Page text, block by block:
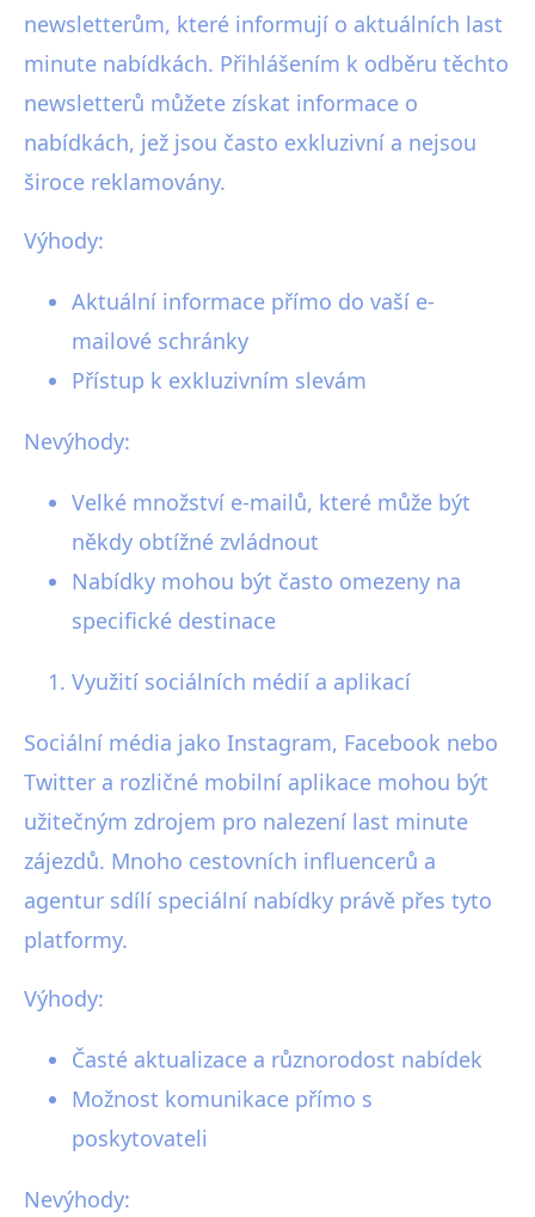
newsletterům, které informují o aktuálních last
minute nabídkách. Přihlášením k odběru těchto
newsletterů můžete získat informace o
nabídkách, jež jsou často exkluzivní a nejsou
široce reklamovány.
Výhody:
Aktuální informace přímo do vaší e-
mailové schránky
Přístup k exkluzivním slevám
Nevýhody:
Velké množství e-mailů, které může být
někdy obtížné zvládnout
Nabídky mohou být často omezeny na
specifické destinace
Využití sociálních médií a aplikací
Sociální média jako Instagram, Facebook nebo
Twitter a rozličné mobilní aplikace mohou být
užitečným zdrojem pro nalezení last minute
zájezdů. Mnoho cestovních influencerů a
agentur sdílí speciální nabídky právě přes tyto
platformy.
Výhody:
Časté aktualizace a různorodost nabídek
Možnost komunikace přímo s
poskytovateli
Nevýhody: